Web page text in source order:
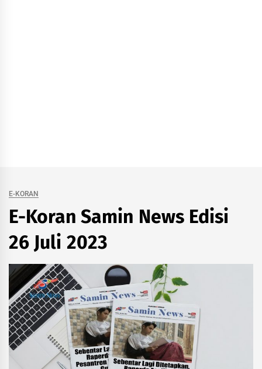
E-KORAN
E-Koran Samin News Edisi
26 Juli 2023